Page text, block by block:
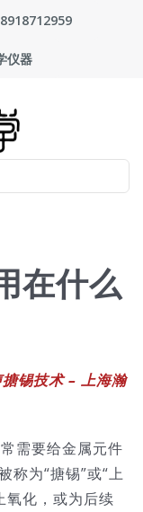
仪器
在什么
锡技术 – 上海瀚
需要给金属元件
为“搪锡”或“上
氧化，或为后续